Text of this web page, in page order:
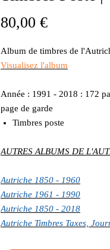
80,00 €Prix
Album de timbres de
Visualisez l'album
Année : 1991 - 2018 : 172
page de garde
Timbres poste
AUTRES ALBUMS DE
Autriche 1850 - 1960
Autriche 1961 - 1990
Autriche 1850 - 2018
Autriche Timbres Taxes,